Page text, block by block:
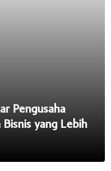
Pengusaha
yang Lebih